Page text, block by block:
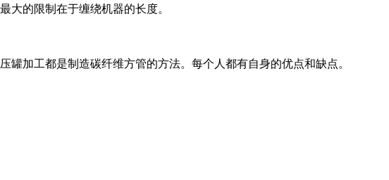
大的限制在于缠绕机器的长度。
加工都是制造碳纤维方管的方法。每个人都有自身的优点和缺点。